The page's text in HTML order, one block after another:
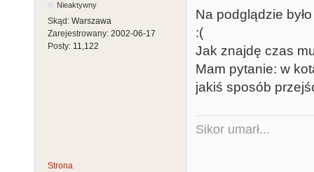
Nieaktywny
Skąd: Warszawa
Zarejestrowany: 2002-06-17
Posty: 11,122
Na podglądzie
:(
Jak znajdę czas
Mam pytanie: w
jakiś sposób
Sikor umarł...
Strona